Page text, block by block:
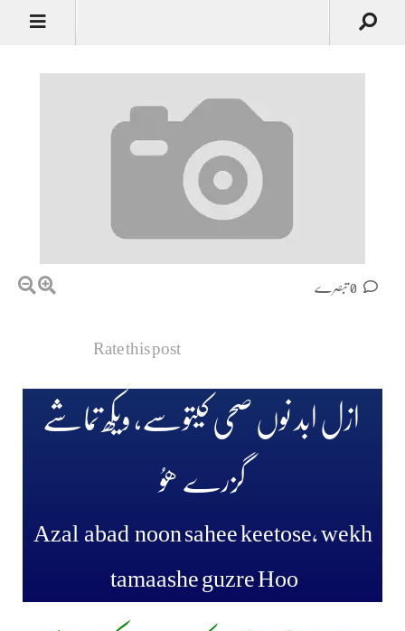
Rate this post
ازل ابد نوں صحی کیتوسے، ویکھ تماشے
گزرے ھوُ
Azal abad noon sahee keetose, wekh
tamaashe guzre Hoo